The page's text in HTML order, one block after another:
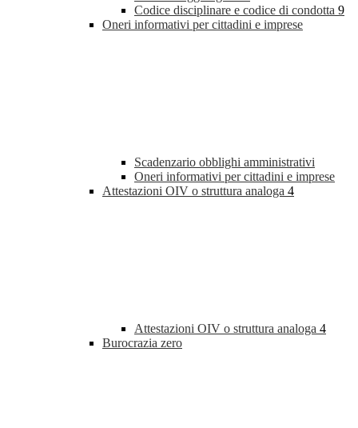
Codice disciplinare e codice di condotta 9
Oneri informativi per cittadini e imprese
Scadenzario obblighi amministrativi
Oneri informativi per cittadini e imprese
Attestazioni OIV o struttura analoga 4
Attestazioni OIV o struttura analoga 4
Burocrazia zero